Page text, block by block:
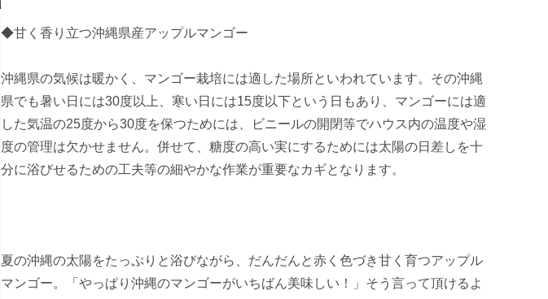
◆甘く香り立つ沖縄県産アップルマンゴー
沖縄県の気候は暖かく、マンゴー栽培には適した場所といわれています。その沖縄
県でも暑い日には30度以上、寒い日には15度以下という日もあり、マンゴーには適
した気温の25度から30度を保つためには、ビニールの開閉等でハウス内の温度や湿
度の管理は欠かせません。併せて、糖度の高い実にするためには太陽の日差しを十
分に浴びせるための工夫等の細やかな作業が重要なカギとなります。
夏の沖縄の太陽をたっぷりと浴びながら、だんだんと赤く色づき甘く育つアップル
マンゴー。「やっぱり沖縄のマンゴーがいちばん美味しい！」そう言って頂けるよ